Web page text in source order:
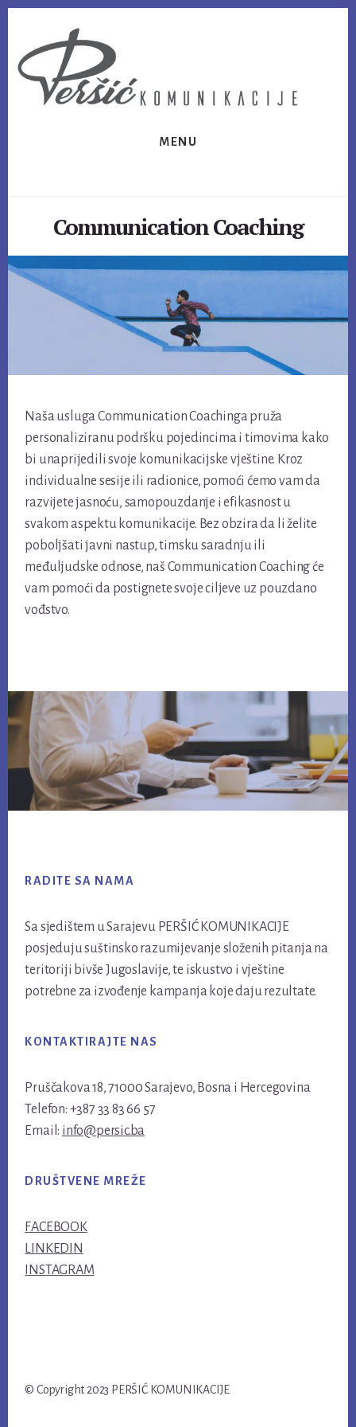
content
footer
MENU
Communication Coaching
Naša usluga Communication Coachinga pruža
personaliziranu podršku pojedincima i timovima kako
bi unaprijedili svoje komunikacijske vještine. Kroz
individualne sesije ili radionice, pomoći ćemo vam da
razvijete jasnoću, samopouzdanje i efikasnost u
svakom aspektu komunikacije. Bez obzira da li želite
poboljšati javni nastup, timsku saradnju ili
međuljudske odnose, naš Communication Coaching će
vam pomoći da postignete svoje ciljeve uz pouzdano
vođstvo.
RADITE SA NAMA
Sa sjedištem u Sarajevu PERŠIĆ KOMUNIKACIJE
posjeduju suštinsko razumijevanje složenih pitanja na
teritoriji bivše Jugoslavije, te iskustvo i vještine
potrebne za izvođenje kampanja koje daju rezultate.
KONTAKTIRAJTE NAS
Pruščakova 18, 71000 Sarajevo, Bosna i Hercegovina
Telefon: +387 33 83 66 57
Email: info@persic.ba
DRUŠTVENE MREŽE
FACEBOOK
LINKEDIN
INSTAGRAM
© Copyright 2023 PERŠIĆ KOMUNIKACIJE